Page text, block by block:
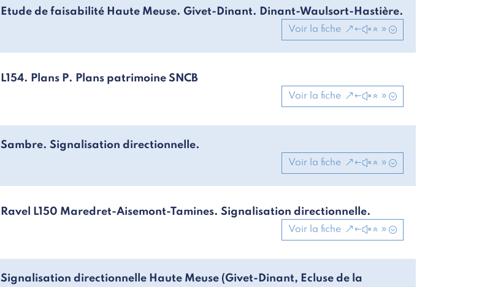
Etude de faisabilité Haute Meuse. Givet-Dinant. Dinant-Waulsort-Hastière.
Voir la fiche
L154. Plans P. Plans patrimoine SNCB
Voir la fiche
Sambre. Signalisation directionnelle.
Voir la fiche
Ravel L150 Maredret-Aisemont-Tamines. Signalisation directionnelle.
Voir la fiche
Signalisation directionnelle Haute Meuse (Givet-Dinant, Ecluse de la